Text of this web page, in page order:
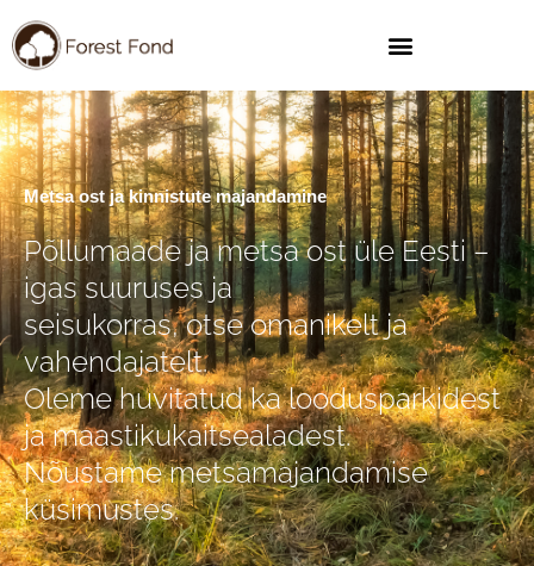
to
content
Metsa ost ja kinnistute majandamine
Põllumaade ja metsa ost üle Eesti –
igas suuruses ja
seisukorras, otse omanikelt ja
vahendajatelt.
Oleme huvitatud ka loodusparkidest
ja maastikukaitsealadest.
Nõustame metsamajandamise
küsimustes.